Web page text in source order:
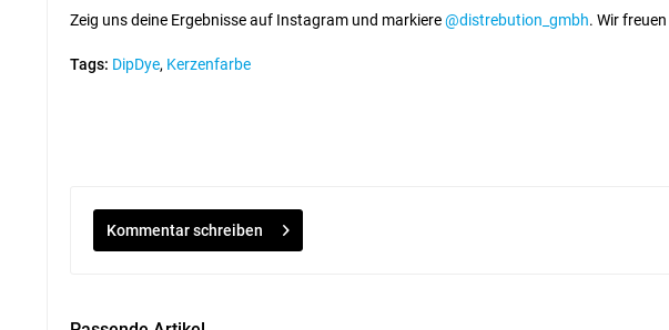
Zeig uns deine Ergebnisse auf Instagram und markiere@distrebution_gmbh. Wir
Tags: DipDye, Kerzenfarbe
Kommentar schreiben